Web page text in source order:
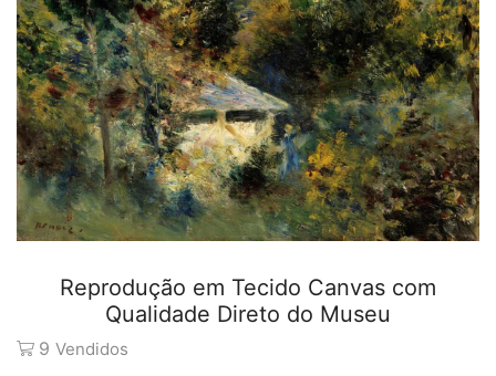
Reprodução em Tecido Canvas com
Qualidade Direto do Museu
9 Vendidos